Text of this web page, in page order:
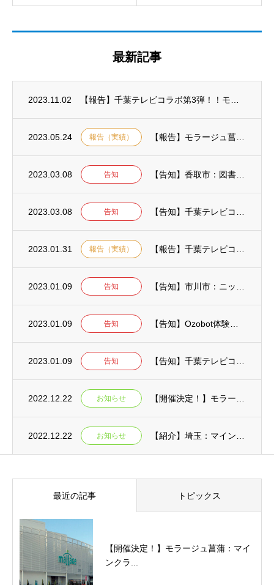
最新記事
2023.11.02
2023.05.24 報告（実績）
2023.03.08 告知
2023.03.08 告知
2023.01.31 報告（実績）
2023.01.09 告知
2023.01.09 告知
2023.01.09 告知
2022.12.22 お知らせ
2022.12.22 お知らせ
最近の記事 トピックス
【開催決定！】モラージュ菖蒲：マイ
ンクラ...